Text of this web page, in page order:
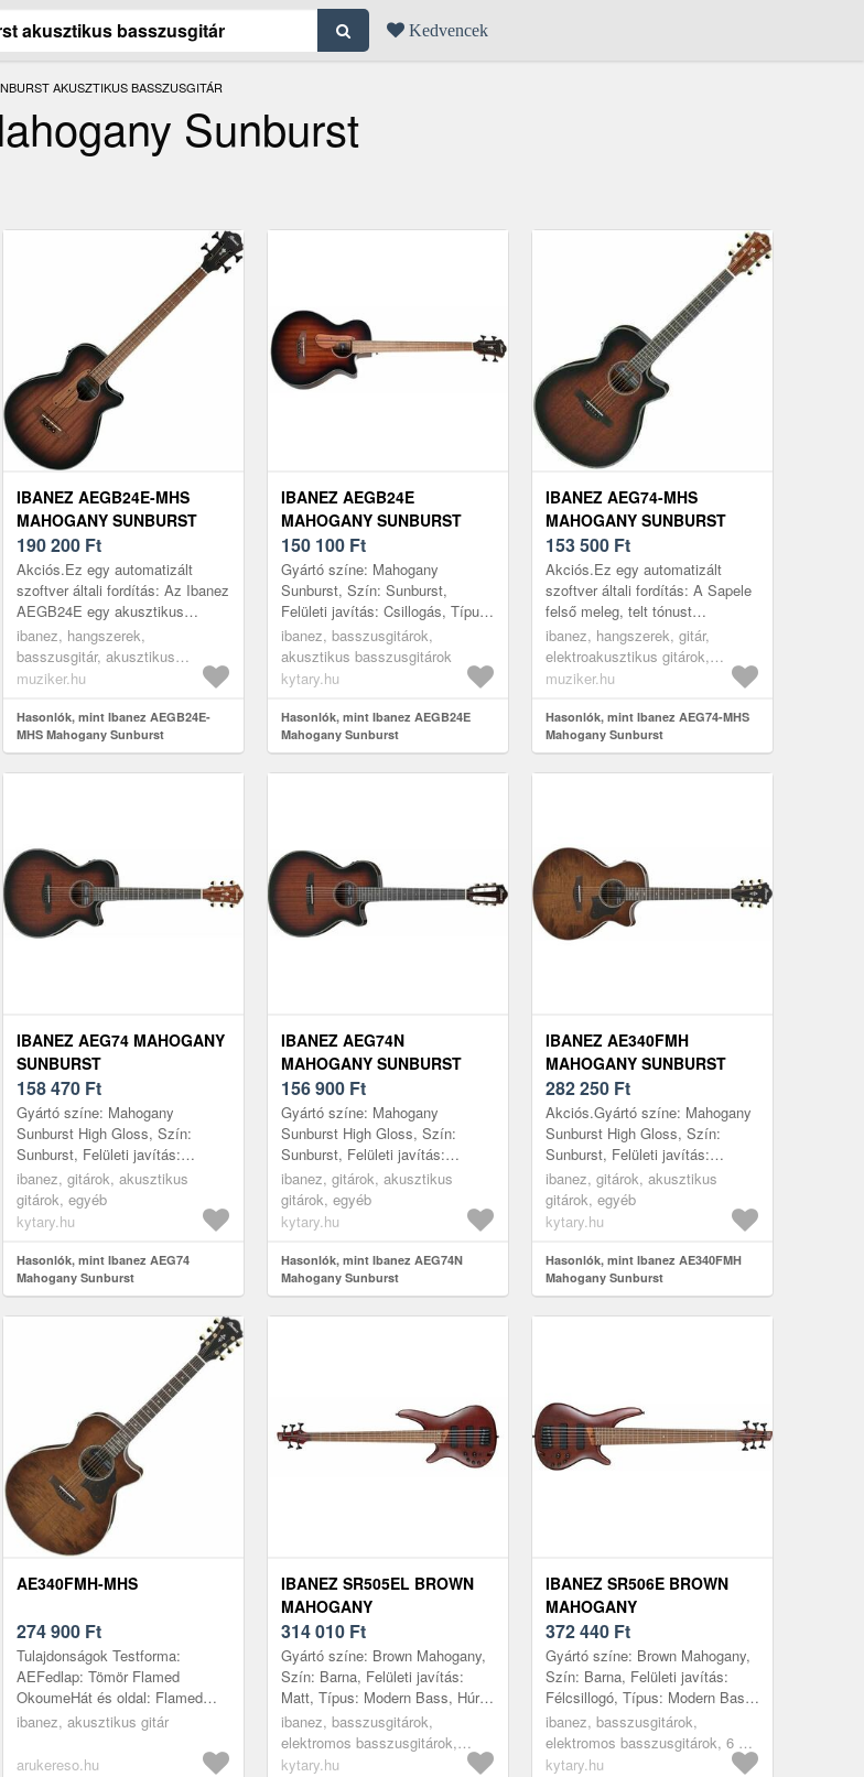
Kedvencek
AKUSZTIKUS BASSZUSGITÁR
Sunburst
IBANEZ AEGB24E-MHS
MAHOGANY SUNBURST
AKUSZTIKUS
BASSZUSGITÁR
190 200 Ft
Akciós.Ez egy automatizált
szoftver általi fordítás: Az Ibanez
AEGB24E egy akusztikus
basszusgitár, amely készen áll a
színpadra, elképesztő értékkel
és i...
ibanez, hangszerek,
basszusgitár, akusztikus
basszusgitárok, brown
muziker.hu
Hasonlók, mint Ibanez AEGB24E-
MHS Mahogany Sunburst
Akusztikus basszusgitár
IBANEZ AEGB24E
MAHOGANY SUNBURST
150 100 Ft
Gyártó színe: Mahogany
Sunburst, Szín: Sunburst,
Felületi javítás: Csillogás, Típus:
Singlecut, Húrok száma: 4,
Kivágás: Igen, Korpusz:
Rétegelt, E...
ibanez, basszusgitárok,
akusztikus basszusgitárok
kytary.hu
Hasonlók, mint Ibanez AEGB24E
Mahogany Sunburst
IBANEZ AEG74-MHS
MAHOGANY SUNBURST
ELEKTROAKUSZTIKUS
GITÁR
153 500 Ft
Akciós.Ez egy automatizált
szoftver általi fordítás: A Sapele
felső meleg, telt tónust
kölcsönöz. A Bocote hátulja és
oldalai gyönyörű fa erezetűek, és
er...
ibanez, hangszerek, gitár,
elektroakusztikus gitárok,
elektroakusztikus dreadnought
muziker.hu
Hasonlók, mint Ibanez AEG74-MHS
Mahogany Sunburst
Elektroakusztikus gitár
IBANEZ AEG74 MAHOGANY
SUNBURST
158 470 Ft
Gyártó színe: Mahogany
Sunburst High Gloss, Szín:
Sunburst, Felületi javítás:
Csillogás, Típus: AEG, Kivágás:
Igen, Korpusz: Rétegelt, Első
lap: Sa...
ibanez, gitárok, akusztikus
gitárok, egyéb
kytary.hu
Hasonlók, mint Ibanez AEG74
Mahogany Sunburst
IBANEZ AEG74N
MAHOGANY SUNBURST
156 900 Ft
Gyártó színe: Mahogany
Sunburst High Gloss, Szín:
Sunburst, Felületi javítás:
Csillogás, Típus: AEG, Kivágás:
Igen, Korpusz: Rétegelt, Első
lap: Sa...
ibanez, gitárok, akusztikus
gitárok, egyéb
kytary.hu
Hasonlók, mint Ibanez AEG74N
Mahogany Sunburst
IBANEZ AE340FMH
MAHOGANY SUNBURST
282 250 Ft
Akciós.Gyártó színe: Mahogany
Sunburst High Gloss, Szín:
Sunburst, Felületi javítás:
Csillogás, Típus: AE, Kivágás:
Igen, Korpusz: Félmasszív, Első
lap: O...
ibanez, gitárok, akusztikus
gitárok, egyéb
kytary.hu
Hasonlók, mint Ibanez AE340FMH
Mahogany Sunburst
AE340FMH-MHS
274 900 Ft
Tulajdonságok Testforma:
AEFedlap: Tömör Flamed
OkoumeHát és oldal: Flamed
OkoumeGerendázás: X-M
RosewoodMenzúra: 651 m...
ibanez, akusztikus gitár
arukereso.hu
IBANEZ SR505EL BROWN
MAHOGANY
314 010 Ft
Gyártó színe: Brown Mahogany,
Szín: Barna, Felületi javítás:
Matt, Típus: Modern Bass, Húrok
száma: 5, Test: Okoume, Top:
Nem tartalmaz, Nyak: Jato...
ibanez, basszusgitárok,
elektromos basszusgitárok,
balkezes
kytary.hu
IBANEZ SR506E BROWN
MAHOGANY
372 440 Ft
Gyártó színe: Brown Mahogany,
Szín: Barna, Felületi javítás:
Félcsillogó, Típus: Modern Bass,
Húrok száma: 6, Test: Okoume,
Top: Nem tartalmaz, Nya...
ibanez, basszusgitárok,
elektromos basszusgitárok, 6 és
több húrú basszusgitár
kytary.hu